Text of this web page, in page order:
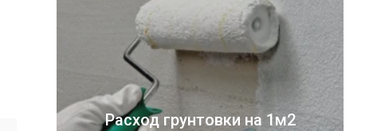
Расход грунтовки на 1м2